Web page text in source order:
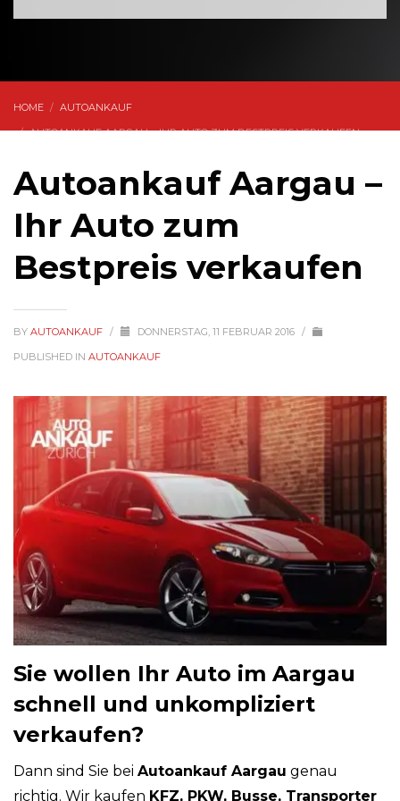
HOME
AUTOANKAUF
AUTOANKAUF AARGAU – IHR AUTO ZUM BESTPREIS VERKAUFEN
Autoankauf Aargau –
Ihr Auto zum
Bestpreis verkaufen
BY AUTOANKAUF / DONNERSTAG, 11 FEBRUAR 2016 /
PUBLISHED IN AUTOANKAUF
Sie wollen Ihr Auto im Aargau
schnell und unkompliziert
verkaufen?
Dann sind Sie bei Autoankauf Aargau genau
richtig. Wir kaufen KFZ, PKW, Busse, Transporter